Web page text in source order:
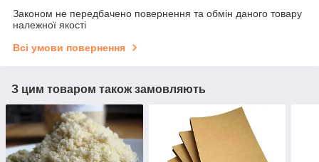
Законом не передбачено повернення та обмін даного товару
належної якості
Всі умови повернення
З цим товаром також замовляють